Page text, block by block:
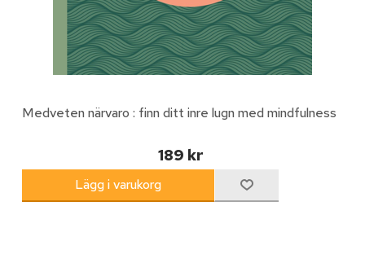
Medveten närvaro : finn ditt inre lugn med mindfulness
189 kr